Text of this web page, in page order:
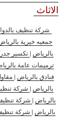
الاثاث
شركة تنظيف
جمعيه خيرية
بالرياض | تكسير
ترميمات عامة
فنادق بالرياض |
بالرياض | شركة
بالرياض | شركة
بالرياض | شركة